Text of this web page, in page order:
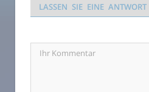
LASSEN SIE EINE